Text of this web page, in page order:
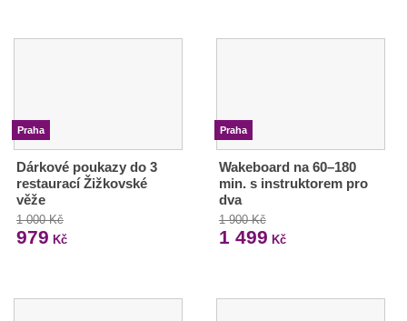
Praha
Dárkové poukazy do 3
restaurací Žižkovské
věže
1 000 Kč
979 Kč
Praha
Wakeboard na 60–180
min. s instruktorem pro
dva
1 900 Kč
1 499 Kč